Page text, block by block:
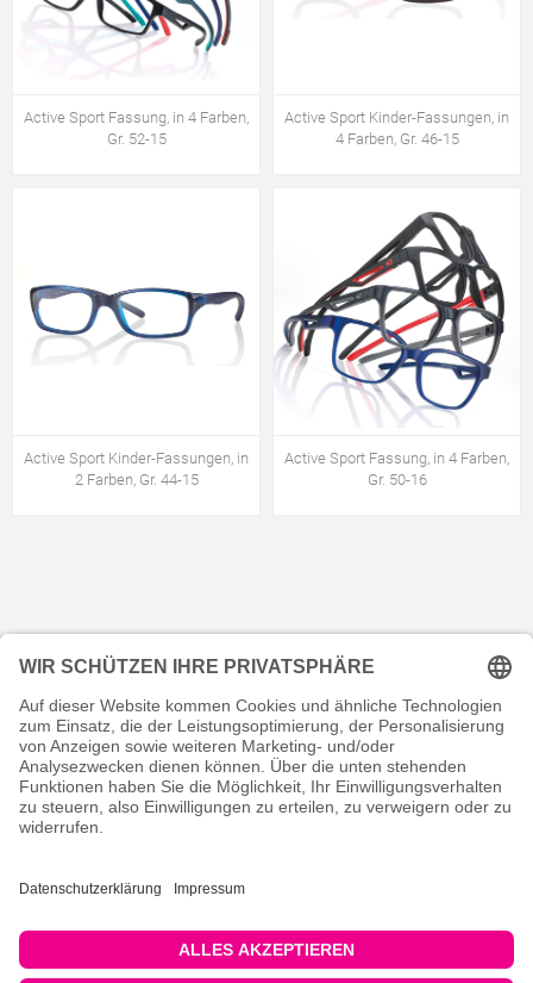
Active Sport Fassung, in 4 Farben,
Gr. 52-15
Active Sport Kinder-Fassungen, in
4 Farben, Gr. 46-15
Active Sport Kinder-Fassungen, in
2 Farben, Gr. 44-15
Active Sport Fassung, in 4 Farben,
Gr. 50-16
KONTAKT
RECHTLICHES
INFORMATIVES